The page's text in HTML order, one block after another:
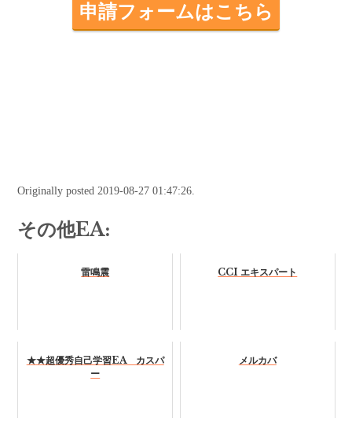
申請フォームはこちら
Originally posted 2019-08-27 01:47:26.
その他EA:
雷鳴震 CCI エキスパート
★★超優秀自己学習EA カスパ
ー
メルカバ